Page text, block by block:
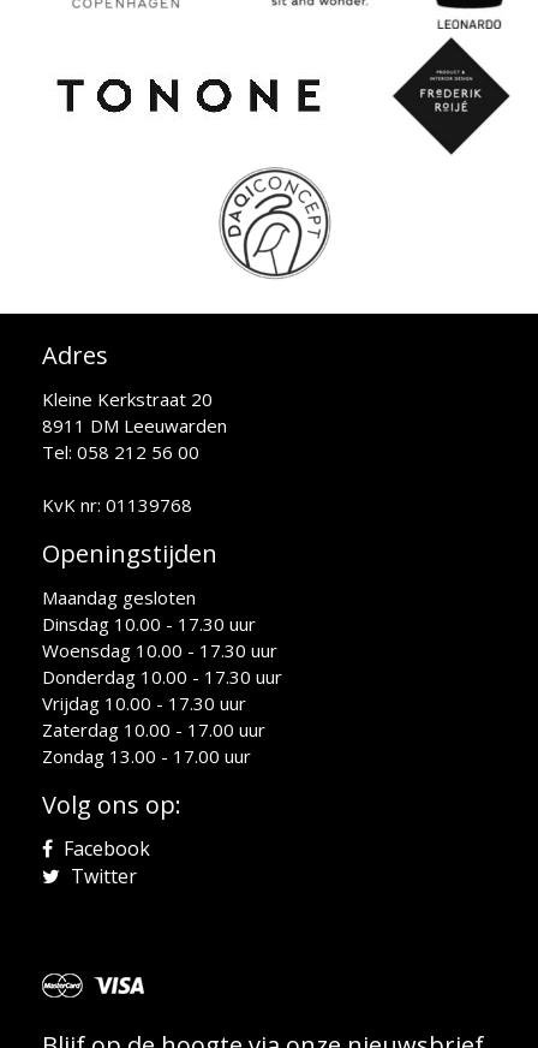
Adres
Kleine Kerkstraat 20
8911 DM Leeuwarden
Tel: 058 212 56 00
KvK nr: 01139768
Openingstijden
Maandag gesloten
Dinsdag 10.00 - 17.30 uur
Woensdag 10.00 - 17.30 uur
Donderdag 10.00 - 17.30 uur
Vrijdag 10.00 - 17.30 uur
Zaterdag 10.00 - 17.00 uur
Zondag 13.00 - 17.00 uur
Volg ons op:
Facebook
Twitter